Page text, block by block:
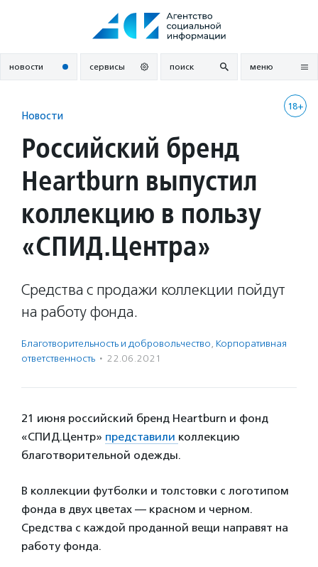
новости сервисы поиск меню
18+
Новости
Российский бренд
Heartburn выпустил
коллекцию в пользу
«СПИД.Центра»
Средства с продажи коллекции пойдут
на работу фонда.
Благотвори­тель­ность и доброволь­чест­во, Корпоративная
ответственность · 22.06.2021
21 июня российский бренд Heartburn и фонд
«СПИД.Центр» представили коллекцию
благотворительной одежды.
В коллекции футболки и толстовки с логотипом
фонда в двух цветах — красном и черном.
Средства с каждой проданной вещи направят на
работу фонда.